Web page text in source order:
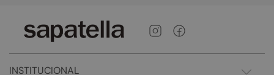
INSTITUCIONAL